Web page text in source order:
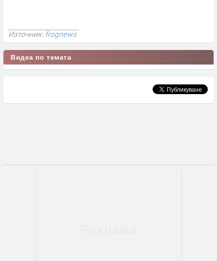
Източник:frognews
Видеа по темата